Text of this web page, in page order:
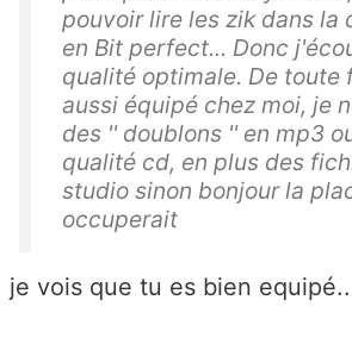
pouvoir lire les zik dans la
en Bit perfect... Donc
qualité optimale. De toute
aussi équipé chez moi, je
des '' doublons '' en mp3
qualité cd, en plus des
studio sinon bonjour la
occuperait
je vois que tu es bien